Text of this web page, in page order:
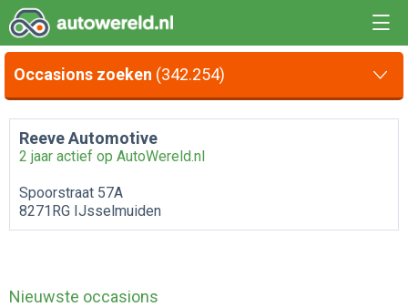
Occasions zoeken (342.254)
Reeve Automotive
2 jaar actief op AutoWereld.nl
Spoorstraat 57A
8271RG IJsselmuiden
Nieuwste occasions